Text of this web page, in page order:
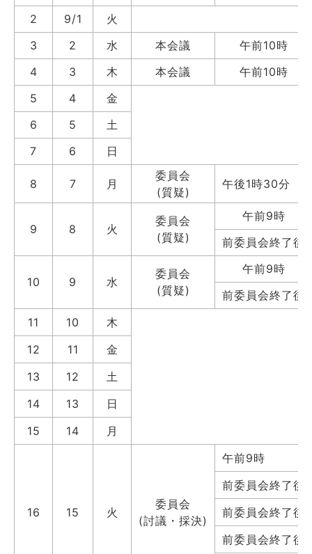
2
9/1
火
3
2 水 本会議
午前10時
4
3 木 本会議
午前10時
5
4
金
6
5
土
7
6 日
8 7 月
委員会
(質疑)
午後1時30分
9 8 火
委員会
(質疑)
午前9時
前委員会終了後
10 9 水
委員会
(質疑)
午前9時
前委員会終了後
11
10
木
12
11
金
13
12
土
14
13
日
15
14 月
16 15 火
委員会
(討議・採決)
午前9時
前委員会終了後
前委員会終了後
前委員会終了後